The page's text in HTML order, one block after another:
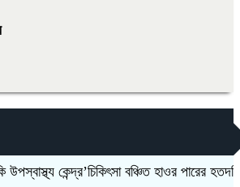
কেন্দ্র’চিকিৎসা বঞ্চিত হাওর পারের হতদরিদ্র